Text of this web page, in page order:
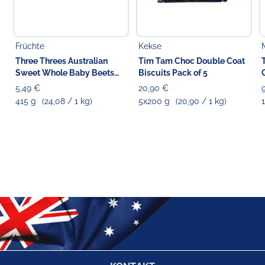
Früchte
Three Threes Australian
Sweet Whole Baby Beets
Beetroot
5,49 €
415 g
(24,08 / 1 kg)
Kekse
Tim Tam Choc Double Coat
Biscuits Pack of 5
20,90 €
5x200 g
(20,90 / 1 kg)